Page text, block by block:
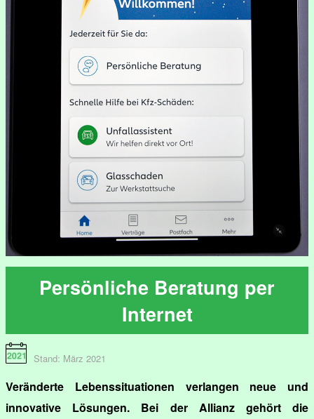
Persönliche Beratung per
Internet
Stand: März 2021
Veränderte Lebenssituationen verlangen neue und
innovative Lösungen. Bei der Allianz gehört die